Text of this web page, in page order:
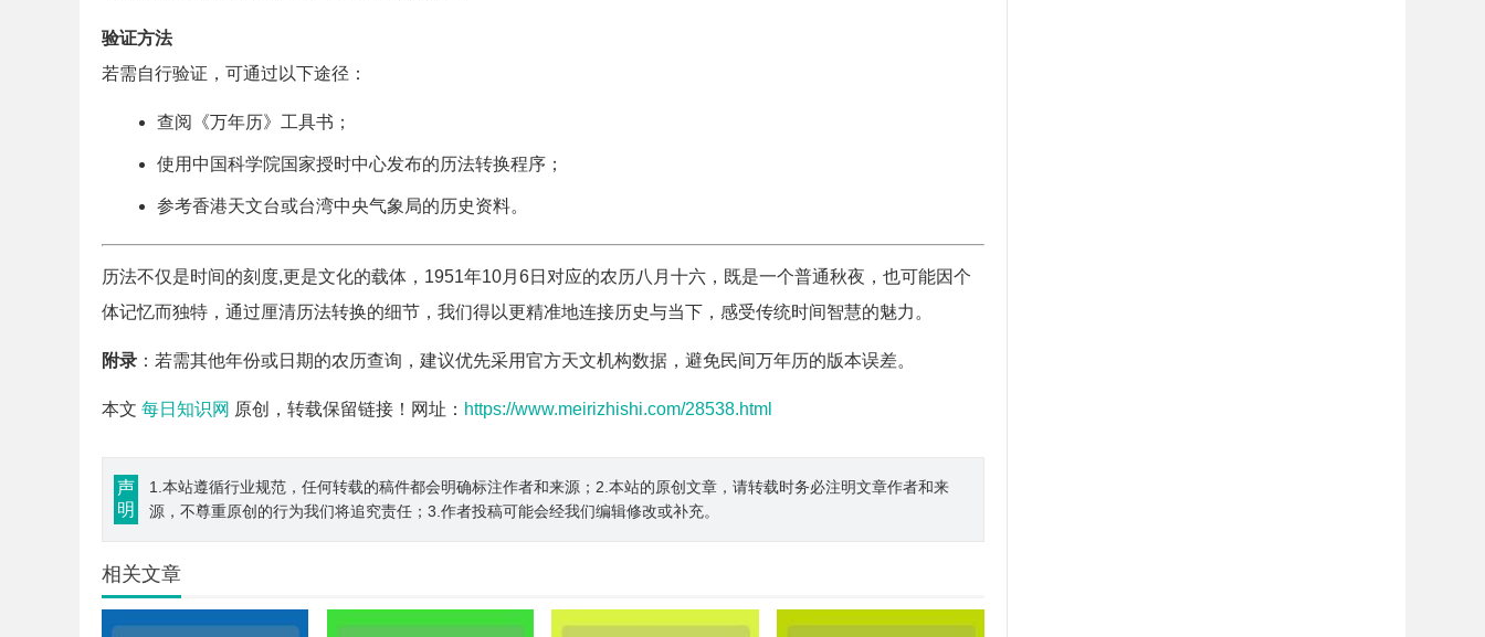
验证方法
若需自行验证，可通过以下途径：
查阅《万年历》工具书；
使用中国科学院国家授时中心发布的历法转换程序；
参考香港天文台或台湾中央气象局的历史资料。
历法不仅是时间的刻度,更是文化的载体，1951年10月6日对应的农历八月十六，既是一个普通秋夜，也可能因个
体记忆而独特，通过厘清历法转换的细节，我们得以更精准地连接历史与当下，感受传统时间智慧的魅力。
附录 ：若需其他年份或日期的农历查询，建议优先采用官方天文机构数据，避免民间万年历的版本误差。
本文 每日知识网 原创，转载保留链接！网址： https://www.meirizhishi.com/28538.html
声
明
1.本站遵循行业规范，任何转载的稿件都会明确标注作者和来源；2.本站的原创文章，请转载时务必注明文章作者和来
源，不尊重原创的行为我们将追究责任；3.作者投稿可能会经我们编辑修改或补充。
相关文章